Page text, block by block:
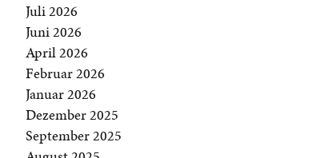
Juli 2026
Juni 2026
April 2026
Februar 2026
Januar 2026
Dezember 2025
September 2025